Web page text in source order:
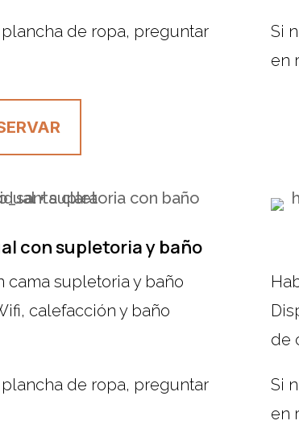
de ropa, preguntar
Si
en
con supletoria y baño
supletoria y baño
calefacción y baño
de ropa, preguntar
de
Si
en